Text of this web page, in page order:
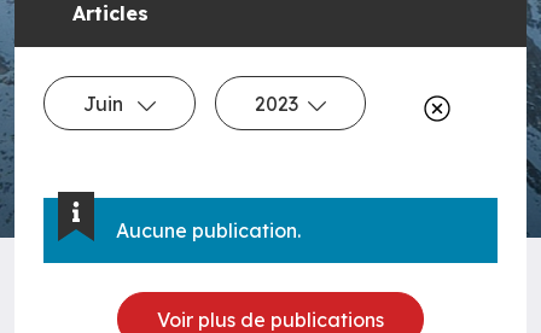
Articles
Juin 2023
Aucune publication.
Voir plus de publications